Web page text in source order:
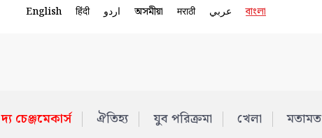
English हिंदी اردو অসমীয়া मराठी عربي বাংলা
দ্য চেঞ্জমেকার্স ঐতিহ্য যুব পরিক্রমা খেলা মতামত